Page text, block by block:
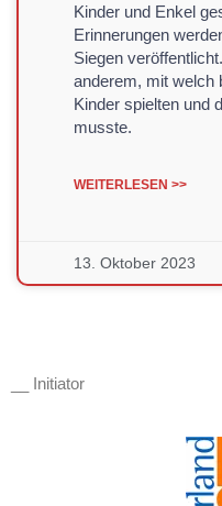
Kinder und Enkel
Erinnerungen
Siegen
anderem, mit welch
Kinder spielten und
musste.
WEITERLESEN >>
13. Oktober 2023
__ Initiator